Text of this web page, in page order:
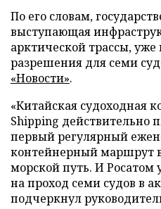
По его словам,
выступающая
арктической трассы,
разрешения для семи
«Новости».
«Китайская судоходная
Shipping действительно
первый регулярный
контейнерный маршрут
морской путь. И
на проход семи судов в
подчеркнул